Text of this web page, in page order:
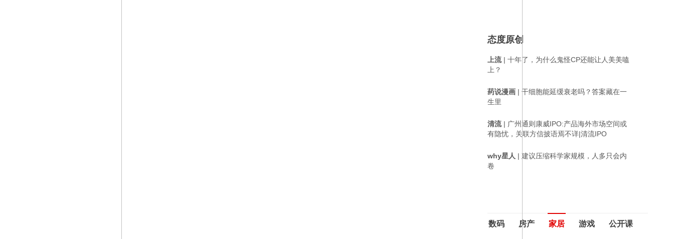
态度原创
上流| 十年了，为什么鬼怪CP还能让人美美嗑
上？
药说漫画 | 干细胞能延缓衰老吗？答案藏在一
生里
清流| 广州通则康威IPO:产品海外市场空间或
有隐忧，关联方信披语焉不详|清流IPO
why星人 | 建议压缩科学家规模，人多只会内
卷
数码 房产 家居 游戏 公开课